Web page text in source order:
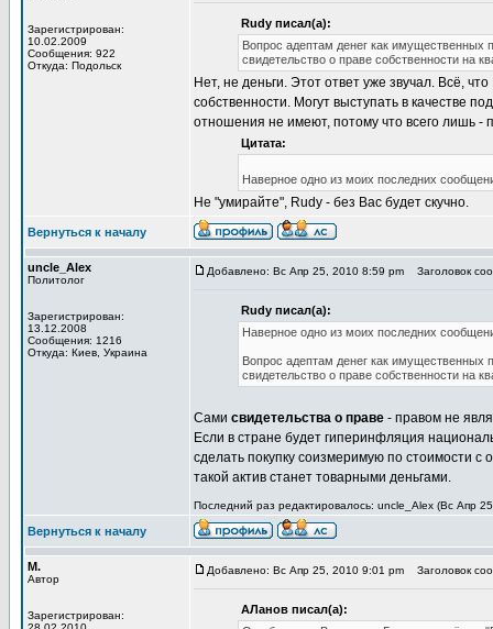
Зарегистрирован:
10.02.2009
Сообщения: 922
Откуда: Подольск
Rudy писал(а):
Вопрос адептам денег как имущественных
свидетельство о праве собственности на
Нет, не деньги. Этот ответ уже звучал. Всё,
собственности. Могут выступать в качестве
отношения не имеют, потому что всего лишь -
Цитата:
Наверное одно из моих последних
Не "умирайте", Rudy - без Вас будет скучно.
Вернуться к началу
uncle_Alex
Политолог
Зарегистрирован:
13.12.2008
Сообщения: 1216
Откуда: Киев, Украина
Добавлено: Вс Апр 25, 2010 8:59 pm Заголовок
Rudy писал(а):
Наверное одно из моих последних
Вопрос адептам денег как имущественных
свидетельство о праве собственности на
Сами свидетельства о праве - правом не
Если в стране будет гиперинфляция
сделать покупку соизмеримую по стоимости
такой актив станет товарными деньгами.
Последний раз редактировалось: uncle_Alex (Вс Апр
Вернуться к началу
М.
Автор
Зарегистрирован:
Добавлено: Вс Апр 25, 2010 9:01 pm Заголовок
АЛанов писал(а):